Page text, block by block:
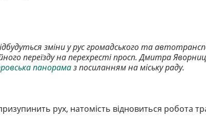
зміни у рус громадського та
переїзду на перехресті просп. Дмитра
панорамаз посиланням на міську раду.
рух, натомість відновиться робота